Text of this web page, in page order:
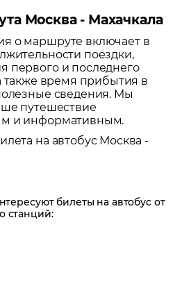
Москва - Махачкала
о маршруте включает в
поездки,
первого и последнего
также время прибытия в
сведения. Мы
путешествие
и информативным.
на автобус Москва -
билеты на автобус от
станций: